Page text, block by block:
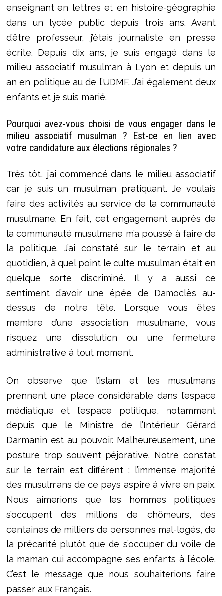
enseignant en lettres et en histoire-géographie
dans un lycée public depuis trois ans. Avant
d’être professeur, j’étais journaliste en presse
écrite. Depuis dix ans, je suis engagé dans le
milieu associatif musulman à Lyon et depuis un
an en politique au de l’UDMF. J’ai également deux
enfants et je suis marié.
Pourquoi avez-vous choisi de vous engager dans le
milieu associatif musulman ? Est-ce en lien avec
votre candidature aux élections régionales ?
Très tôt, j’ai commencé dans le milieu associatif
car je suis un musulman pratiquant. Je voulais
faire des activités au service de la communauté
musulmane. En fait, cet engagement auprès de
la communauté musulmane m’a poussé à faire de
la politique. J’ai constaté sur le terrain et au
quotidien, à quel point le culte musulman était en
quelque sorte discriminé. Il y a aussi ce
sentiment d’avoir une épée de Damoclès au-
dessus de notre tête. Lorsque vous êtes
membre d’une association musulmane, vous
risquez une dissolution ou une fermeture
administrative à tout moment.
On observe que l’islam et les musulmans
prennent une place considérable dans l’espace
médiatique et l’espace politique, notamment
depuis que le Ministre de l’Intérieur Gérard
Darmanin est au pouvoir. Malheureusement, une
posture trop souvent péjorative. Notre constat
sur le terrain est différent : l’immense majorité
des musulmans de ce pays aspire à vivre en paix.
Nous aimerions que les hommes politiques
s’occupent des millions de chômeurs, des
centaines de milliers de personnes mal-logés, de
la précarité plutôt que de s’occuper du voile de
la maman qui accompagne ses enfants à l’école.
C’est le message que nous souhaiterions faire
passer aux Français.